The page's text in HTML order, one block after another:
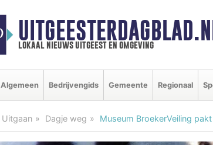
lokaal nieuws uitgeest en omgeving
Algemeen Bedrijvengids Gemeente Regionaal
Uitgaan Dagje weg Museum BroekerVeiling